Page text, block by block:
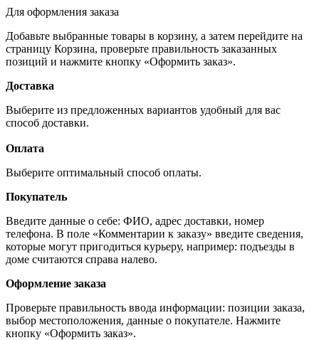
Для оформления заказа
Добавьте выбранные товары в корзину, а затем перейдите на
страницу Корзина, проверьте правильность заказанных
позиций и нажмите кнопку «Оформить заказ».
Доставка
Выберите из предложенных вариантов удобный для вас
способ доставки.
Оплата
Выберите оптимальный способ оплаты.
Покупатель
Введите данные о себе: ФИО, адрес доставки, номер
телефона. В поле «Комментарии к заказу» введите сведения,
которые могут пригодиться курьеру, например: подъезды в
доме считаются справа налево.
Оформление заказа
Проверьте правильность ввода информации: позиции заказа,
выбор местоположения, данные о покупателе. Нажмите
кнопку «Оформить заказ».